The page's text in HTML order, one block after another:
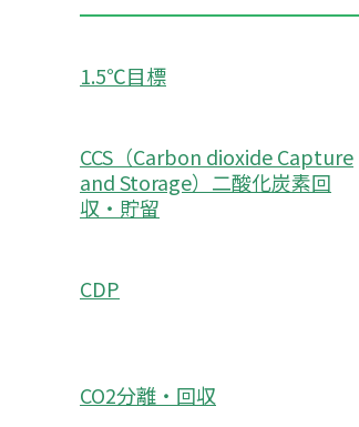
1.5℃目標
CCS（Carbon dioxide Capture
and Storage）二酸化炭素回
収・貯留
CDP
CO2分離・回収